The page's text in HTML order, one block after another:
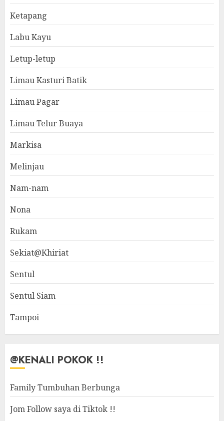
Ketapang
Labu Kayu
Letup-letup
Limau Kasturi Batik
Limau Pagar
Limau Telur Buaya
Markisa
Melinjau
Nam-nam
Nona
Rukam
Sekiat@Khiriat
Sentul
Sentul Siam
Tampoi
@KENALI POKOK !!
Family Tumbuhan Berbunga
Jom Follow saya di Tiktok !!